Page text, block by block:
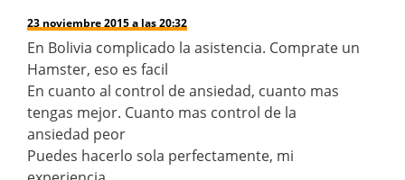
23 noviembre 2015 a las 20:32
En Bolivia complicado la asistencia. Comprate un
Hamster, eso es facil
En cuanto al control de ansiedad, cuanto mas
tengas mejor. Cuanto mas control de la
ansiedad peor
Puedes hacerlo sola perfectamente, mi